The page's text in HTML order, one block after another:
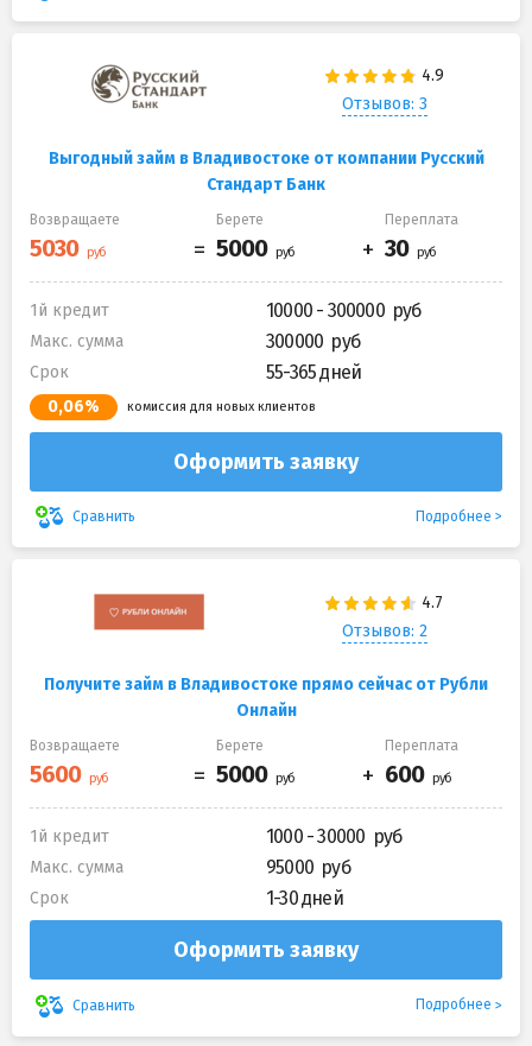
Отзывов: 3
Выгодный займ в Владивостоке от компании Русский
Стандарт Банк
Возвращаете Берете Переплата
1й кредит 10000 - 300000
Макс. сумма 300000
Срок 55-365 дней
0,06% комиссия для новых клиентов
Оформить заявку
Сравнить Подробнее
Отзывов: 2
Получите займ в Владивостоке прямо сейчас от Рубли
Онлайн
Возвращаете Берете Переплата
1й кредит 1000 - 30000
Макс. сумма 95000
Срок 1-30 дней
Оформить заявку
Сравнить Подробнее